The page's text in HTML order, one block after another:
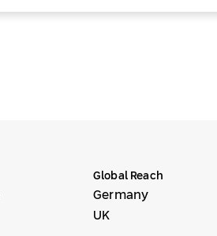
Global Reach
Germany
UK